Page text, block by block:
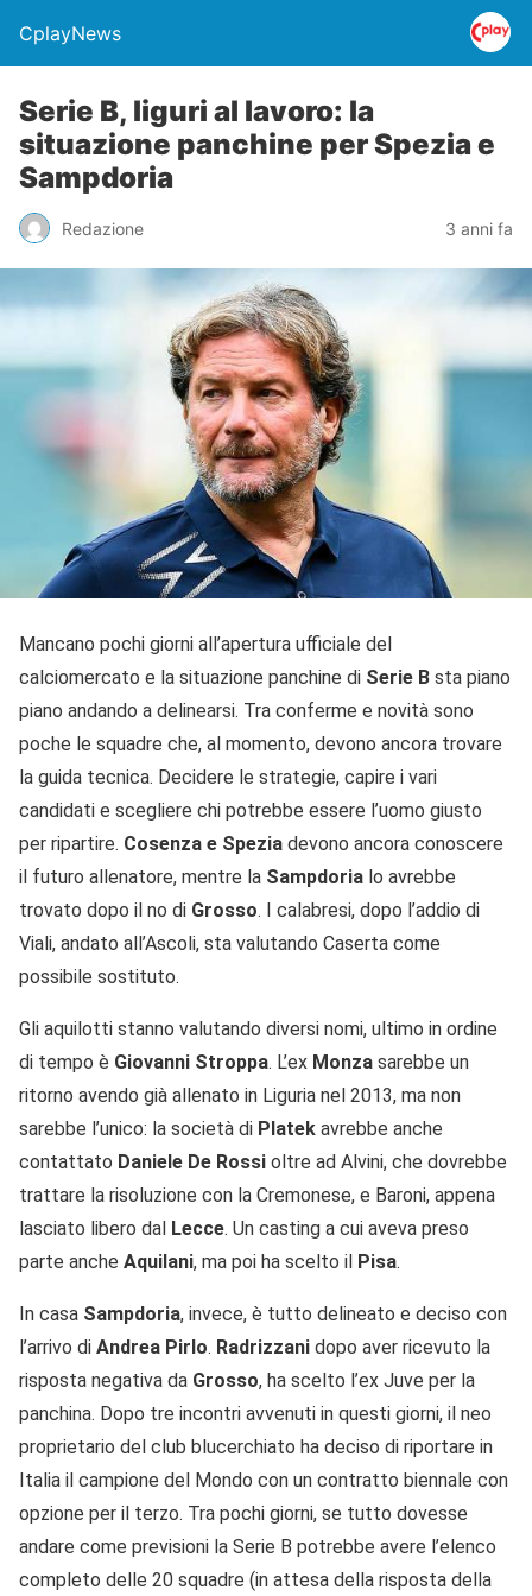
CplayNews
Serie B, liguri al lavoro: la
situazione panchine per Spezia e
Sampdoria
Redazione 3 anni fa
Mancano pochi giorni all’apertura ufficiale del
calciomercato e la situazione panchine di Serie B sta piano
piano andando a delinearsi. Tra conferme e novità sono
poche le squadre che, al momento, devono ancora trovare
la guida tecnica. Decidere le strategie, capire i vari
candidati e scegliere chi potrebbe essere l’uomo giusto
per ripartire. Cosenza e Spezia devono ancora conoscere
il futuro allenatore, mentre la Sampdoria lo avrebbe
trovato dopo il no di Grosso. I calabresi, dopo l’addio di
Viali, andato all’Ascoli, sta valutando Caserta come
possibile sostituto.
Gli aquilotti stanno valutando diversi nomi, ultimo in ordine
di tempo è Giovanni Stroppa. L’ex Monza sarebbe un
ritorno avendo già allenato in Liguria nel 2013, ma non
sarebbe l’unico: la società di Platek avrebbe anche
contattato Daniele De Rossi oltre ad Alvini, che dovrebbe
trattare la risoluzione con la Cremonese, e Baroni, appena
lasciato libero dal Lecce. Un casting a cui aveva preso
parte anche Aquilani, ma poi ha scelto il Pisa.
In casa Sampdoria, invece, è tutto delineato e deciso con
l’arrivo di Andrea Pirlo. Radrizzani dopo aver ricevuto la
risposta negativa da Grosso, ha scelto l’ex Juve per la
panchina. Dopo tre incontri avvenuti in questi giorni, il neo
proprietario del club blucerchiato ha deciso di riportare in
Italia il campione del Mondo con un contratto biennale con
opzione per il terzo. Tra pochi giorni, se tutto dovesse
andare come previsioni la Serie B potrebbe avere l’elenco
completo delle 20 squadre (in attesa della risposta della